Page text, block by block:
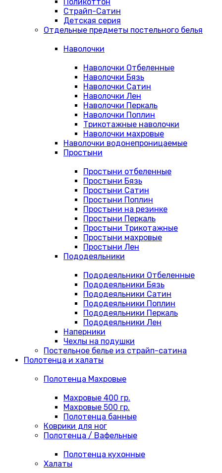
Страйп-Сатин
Детская серия
Отдельные предметы постельного белья
Наволочки
Наволочки Отбеленные
Наволочки Бязь
Наволочки Сатин
Наволочки Лен
Наволочки Перкаль
Наволочки Поплин
Трикотажные наволочки
Наволочки махровые
Наволочки водонепроницаемые
Простыни
Простыни отбеленные
Простыни Бязь
Простыни Сатин
Простыни Поплин
Простыни на резинке
Простыни Перкаль
Простыни Трикотажные
Простыни махровые
Простыни Лен
Пододеяльники
Пододеяльники Отбеленные
Пододеяльники Бязь
Пододеяльники Сатин
Пододеяльники Поплин
Пододеяльники Перкаль
Пододеяльники Лен
Наперники
Чехлы на подушки
Постельное белье из страйп-сатина
Полотенца и халаты
Полотенца Махровые
Махровые 400 гр.
Махровые 500 гр.
Полотенца банные
Коврики для ног
Полотенца / Вафельные
Полотенца кухонные
Халаты